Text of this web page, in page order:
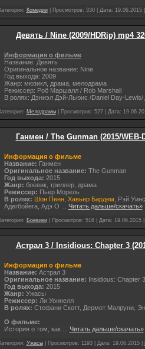
Комедии| Просмотров: 330 | Дата: 19.06.2015|
Девять / Nine (2009/HDRip) mp4
Информация о фильме
Название: Девять
Оригинальное название: Nine
Год выхода: 2009
Жанр: мюзикл, драма, мелодрама
Режиссер: Роб Маршалл / Rob Marshall
В ролях: Дэниэл Дэй-Льюис /Daniel Day-
Мелодрамы| Просмотров: 527 | Дата:
Ганмен / The Gunman (2015/WEB-
Информация о фильме
Название: Ганмен
Оригинальное название: The Gunman
Год выхода: 2015
Жанр: боевик, триллер, драма
Режиссер: Пьер Морель
В ролях: Шон Пенн, Хавьер Бардем , Рэй
Адегбойега, Адэ О
Читать дальше/скачать»
Боевики| Просмотров: 516 | Дата: 19.06.2015|
Астрал 3 / Insidious: Chapter 3
Информация о фильме
Название: Астрал 3
Оригинальное название: Insidious: Chapter 3
Год выхода: 2015
Жанр: Ужасы
Режиссер: Ли Уоннелл
В ролях: Стефани Скотт, Дермот Малруни,
О фильме:
История о том, как
Читать дальше/скачать»
Ужасы| Просмотров: 1193 | Дата: 19.06.2015|